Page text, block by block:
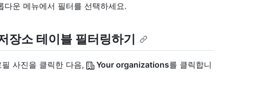
운 메뉴에서 필터를 선택하세요.
장소 테이블 필터링하기
사진을 클릭한 다음, Your organizations를 클릭합니